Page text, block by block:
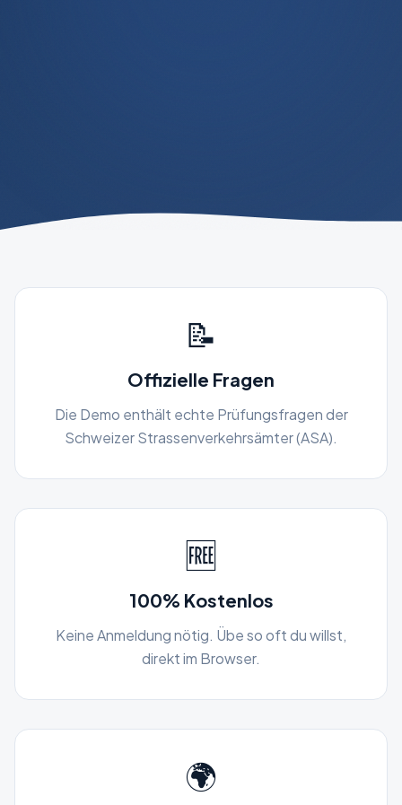
📝
Offizielle Fragen
Die Demo enthält echte Prüfungsfragen der
Schweizer Strassenverkehrsämter (ASA).
🆓
100% Kostenlos
Keine Anmeldung nötig. Übe so oft du willst,
direkt im Browser.
🌍